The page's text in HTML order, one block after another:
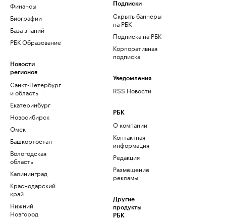
Финансы
Биографии
База знаний
РБК Образование
Новости
регионов
Санкт-Петербург
и область
Екатеринбург
Новосибирск
Омск
Башкортостан
Вологодская
область
Калининград
Краснодарский
край
Нижний
Новгород
Подписки
Скрыть баннеры
на РБК
Подписка на РБК
Корпоративная
подписка
Уведомления
RSS Новости
РБК
О компании
Контактная
информация
Редакция
Размещение
рекламы
Другие
продукты
РБК